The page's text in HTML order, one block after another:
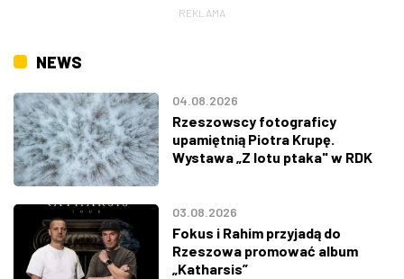
REKLAMA
NEWS
04.08.2026
Rzeszowscy fotograficy
upamiętnią Piotra Krupę.
Wystawa „Z lotu ptaka" w RDK
03.08.2026
Fokus i Rahim przyjadą do
Rzeszowa promować album
„Katharsis”